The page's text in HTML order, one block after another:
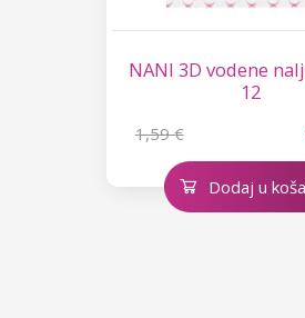
NANI 3D vodene
12
1,59 €
Dodaj u